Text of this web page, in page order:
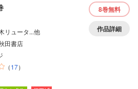
リュータ...他
田書店
（17）
8巻無料
作品詳細